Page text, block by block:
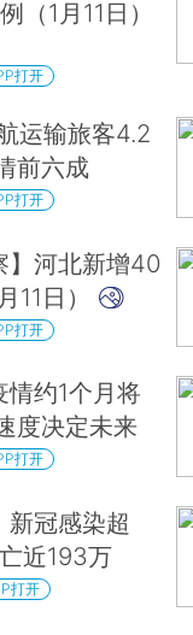
（1月11日）
打开
运输旅客4.2
前六成
打开
】河北新增40
11日）
打开
约1个月将
度决定未来
打开
新冠感染超
近193万
打开